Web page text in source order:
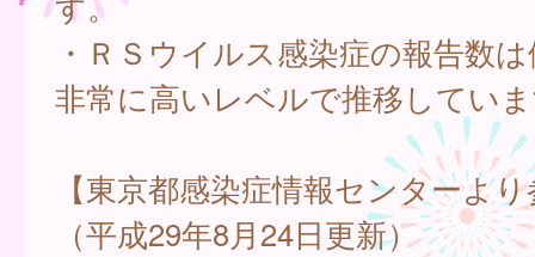
・ＲＳウイルス感染症の報告数
非常に高いレベルで推移してい
【東京都感染症情報センターよ
（平成29年8月24日更新）